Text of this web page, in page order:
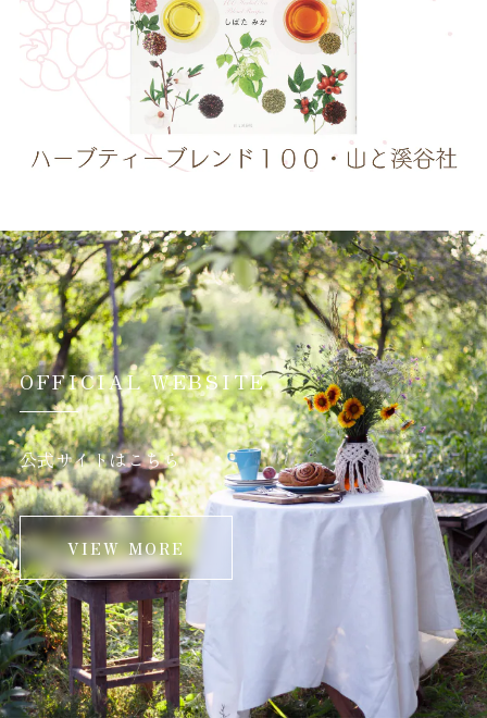
OFFICIAL WEBSITE
公式サイトはこちら
VIEW MORE